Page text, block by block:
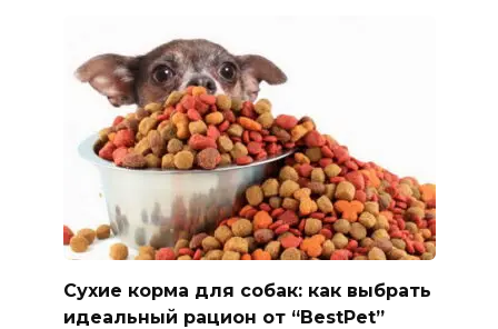
Сухие корма для собак: как выбрать
идеальный рацион от “BestPet”